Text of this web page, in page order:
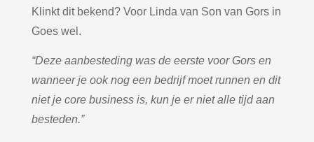
Klinkt dit bekend? Voor Linda van Son van Gors in
Goes wel.
“Deze aanbesteding was de eerste voor Gors en
wanneer je ook nog een bedrijf moet runnen en dit
niet je core business is, kun je er niet alle tijd aan
besteden.”